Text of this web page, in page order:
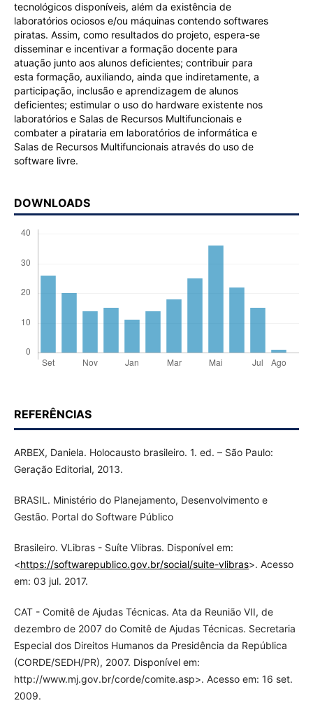
tecnológicos disponíveis, além da existência de
laboratórios ociosos e/ou máquinas contendo softwares
piratas. Assim, como resultados do projeto, espera-se
disseminar e incentivar a formação docente para
atuação junto aos alunos deficientes; contribuir para
esta formação, auxiliando, ainda que indiretamente, a
participação, inclusão e aprendizagem de alunos
deficientes; estimular o uso do hardware existente nos
laboratórios e Salas de Recursos Multifuncionais e
combater a pirataria em laboratórios de informática e
Salas de Recursos Multifuncionais através do uso de
software livre.
DOWNLOADS
REFERÊNCIAS
ARBEX, Daniela. Holocausto brasileiro. 1. ed. – São Paulo:
Geração Editorial, 2013.
BRASIL. Ministério do Planejamento, Desenvolvimento e
Gestão. Portal do Software Público
Brasileiro. VLibras - Suíte Vlibras. Disponível em:
<https://softwarepublico.gov.br/social/suite-vlibras>. Acesso
em: 03 jul. 2017.
CAT - Comitê de Ajudas Técnicas. Ata da Reunião VII, de
dezembro de 2007 do Comitê de Ajudas Técnicas. Secretaria
Especial dos Direitos Humanos da Presidência da República
(CORDE/SEDH/PR), 2007. Disponível em:
http://www.mj.gov.br/corde/comite.asp>. Acesso em: 16 set.
2009.